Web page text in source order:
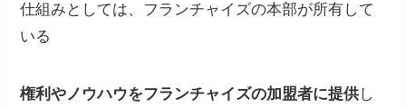
仕組みとしては、フランチャイズの本部が所有して
いる
権利やノウハウをフランチャイズの加盟者に提供し